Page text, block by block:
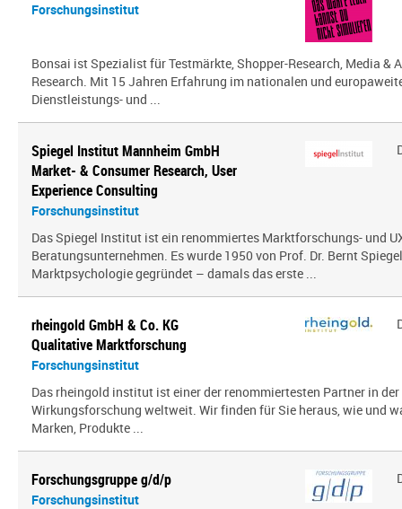
Forschungsinstitut
Bonsai ist Spezialist für Testmärkte, Shopper-Research, Media &
Research. Mit 15 Jahren Erfahrung im nationalen und
Dienstleistungs- und ...
Spiegel Institut Mannheim GmbH
Market- & Consumer Research, User
Experience Consulting
Forschungsinstitut
Das Spiegel Institut ist ein renommiertes Marktforschungs- und
Beratungsunternehmen. Es wurde 1950 von Prof. Dr. Bernt
Marktpsychologie gegründet – damals das erste ...
rheingold GmbH & Co. KG
Qualitative Marktforschung
Forschungsinstitut
Das rheingold institut ist einer der renommiertesten Partner in
Wirkungsforschung weltweit. Wir finden für Sie heraus, wie und
Marken, Produkte ...
Forschungsgruppe g/d/p
Forschungsinstitut